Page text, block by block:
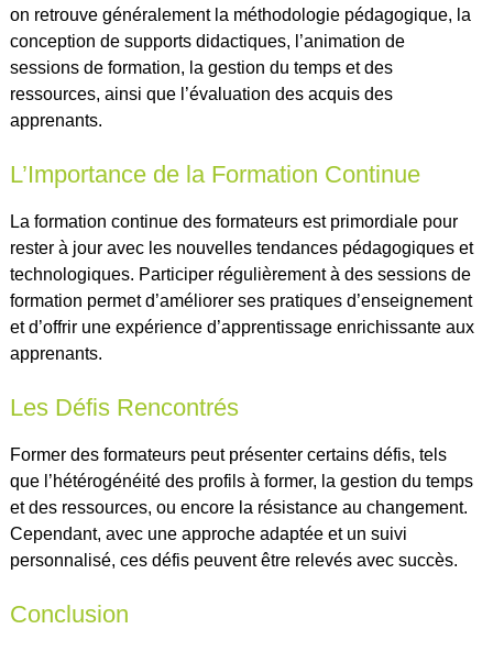
on retrouve généralement la méthodologie pédagogique, la
conception de supports didactiques, l’animation de
sessions de formation, la gestion du temps et des
ressources, ainsi que l’évaluation des acquis des
apprenants.
L’Importance de la Formation Continue
La formation continue des formateurs est primordiale pour
rester à jour avec les nouvelles tendances pédagogiques et
technologiques. Participer régulièrement à des sessions de
formation permet d’améliorer ses pratiques d’enseignement
et d’offrir une expérience d’apprentissage enrichissante aux
apprenants.
Les Défis Rencontrés
Former des formateurs peut présenter certains défis, tels
que l’hétérogénéité des profils à former, la gestion du temps
et des ressources, ou encore la résistance au changement.
Cependant, avec une approche adaptée et un suivi
personnalisé, ces défis peuvent être relevés avec succès.
Conclusion